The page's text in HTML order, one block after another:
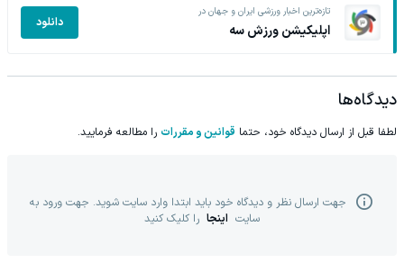
تازه‌ترین اخبار ورزشی ایران و جهان در
اپلیکیشن ورزش سه دانلود
دیدگاه‌ها
لطفا قبل از ارسال دیدگاه خود، حتما قوانین و مقررات را مطالعه فرمایید.
جهت ارسال نظر و دیدگاه خود باید ابتدا وارد سایت شوید. جهت ورود به
سایت اینجا را کلیک کنید